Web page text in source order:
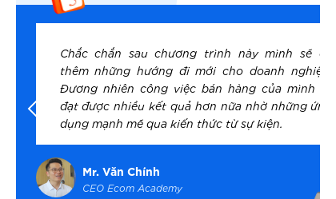
Cập nhật liên tục trong bán hàng online ngày
nay là điều cần thiết và mình thấy rằng sự kiện
này đã làm tốt điều đó. Đây chắc sẽ là chương
trình mà các nhà bán hàng nhỏ lẻ lẫn doạn
nghiệp cần tham gia update.
Mr. Đình Hoàng
Co-Founder Teechan Ecom